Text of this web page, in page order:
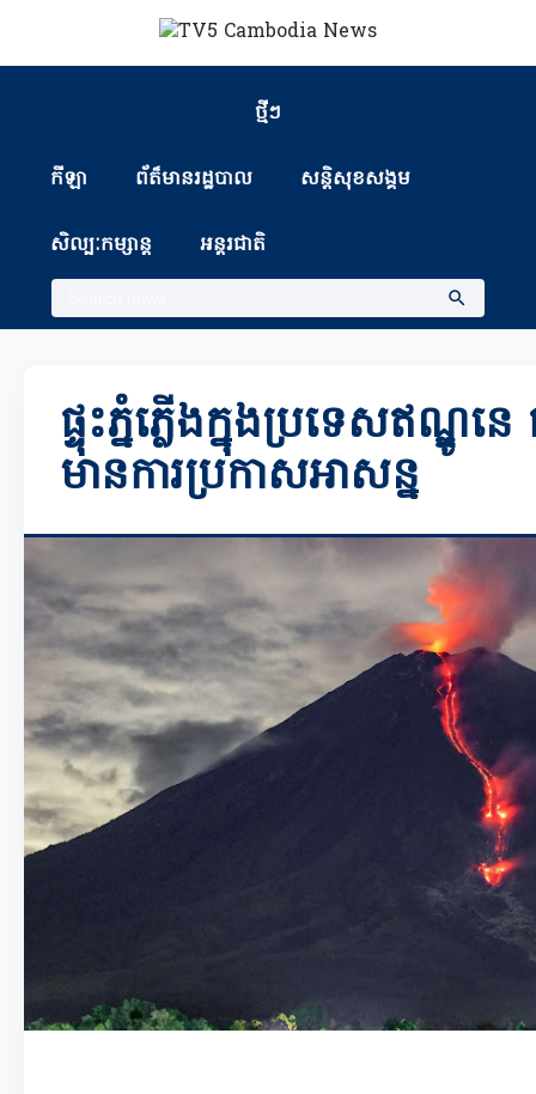
ថ្មីៗ
កីឡា ព័ត៏មានរដ្ឋបាល សន្តិសុខសង្គម
សិល្បៈកម្សាន្ត អន្តរជាតិ
ផ្ទុះភ្នំភ្លើងក្នុងប្រទេសឥណ្ឌូន
មានការប្រកាសអាសន្ន